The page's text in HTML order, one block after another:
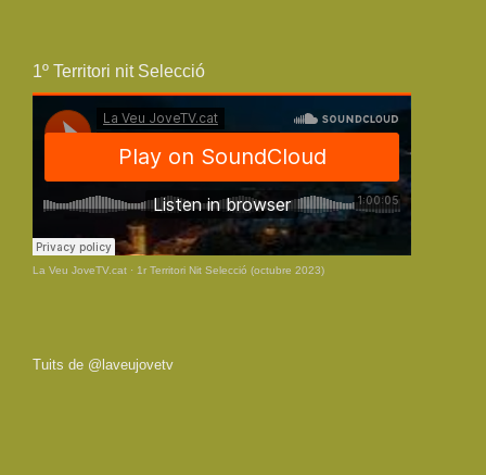
1º Territori nit Selecció
La Veu JoveTV.cat 1r Territori Nit Selecció (octubre 2023)
Tuits de @laveujovetv